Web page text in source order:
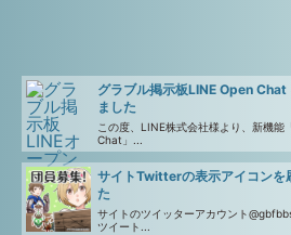
グラブル掲示板LINE Open Chat
ました
この度、LINE株式会社様より、新機能
Chat」...
サイトTwitterの表示アイコンを
た
サイトのツイッターアカウント
ツイート...